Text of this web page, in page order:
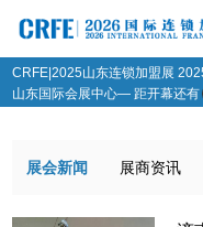
CRFE|2025山东连锁加盟展
山东国际会展中心— 距开幕还有
展会新闻 展商资讯